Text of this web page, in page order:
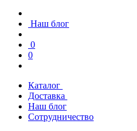
Наш блог
0
0
Каталог
Доставка
Наш блог
Сотрудничество